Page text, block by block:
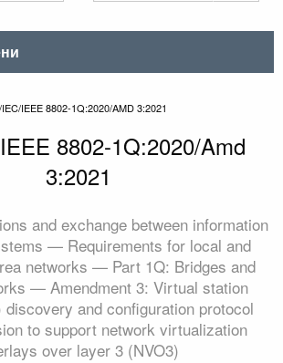
IEEE 8802-1Q:2020/AMD 3:2021
8802-1Q:2020/Amd
3:2021
and exchange between information
— Requirements for local and
networks — Part 1Q: Bridges and
— Amendment 3: Virtual station
discovery and configuration protocol
to support network virtualization
over layer 3 (NVO3)